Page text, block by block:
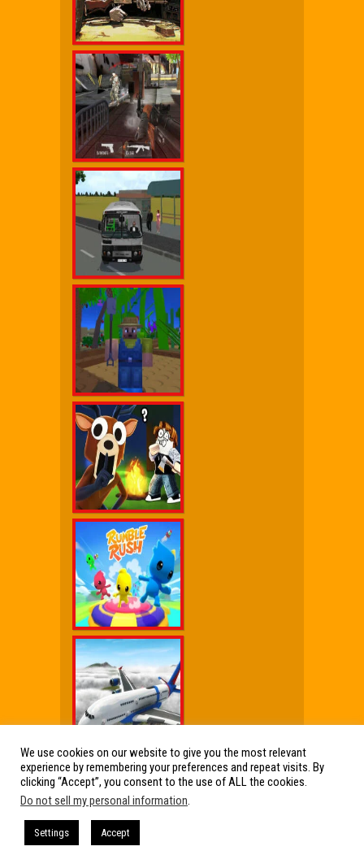
Wx Cheat Games|Click Jogos Pro|Humor wx
Friv Online Jogos Grátis
de Friv reunidos em um só lugar. Jogos Friv
We use cookies on our website to give you the most relevant
experience by remembering your preferences and repeat visits. By
clicking “Accept”, you consent to the use of ALL the cookies.
Do not sell my personal information.
Settings Accept